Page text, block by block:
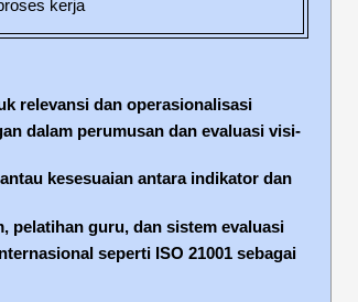
kerja
relevansi dan operasionalisasi
dalam perumusan dan evaluasi visi-
kesesuaian antara indikator dan
pelatihan guru, dan sistem evaluasi
seperti ISO 21001 sebagai